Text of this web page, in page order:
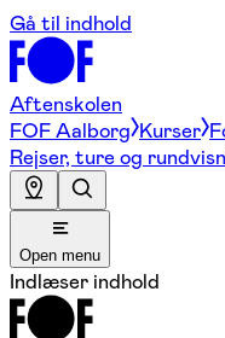
Gå til indhold
Aftenskolen
FOF Aalborg Kurser
Rejser, ture og
Open menu
Indlæser indhold